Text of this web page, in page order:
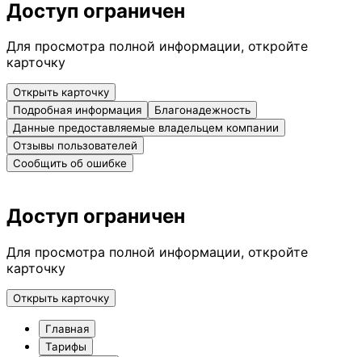
Доступ ограничен
Для просмотра полной информации, откройте
карточку
Открыть карточку
Подробная информация
Благонадежность
Данные предоставляемые владельцем компании
Отзывы пользователей
Сообщить об ошибке
Доступ ограничен
Для просмотра полной информации, откройте
карточку
Открыть карточку
Главная
Тарифы